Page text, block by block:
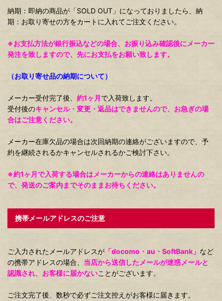
納期：即納の商品が「SOLD OUT」になっておりましたら、納
期：お取り寄せの方をカートに入れてご注文ください。
※お支払方法が銀行振込などの場合、お振り込み確認後にメーカー
発注を致しますので、先にお支払をお願い致します。
（お取り寄せ品の納期について）
メーカー受付完了後、 約1ヶ月で入荷致します。
受付後のキャンセル・変更・返品はできませんので、お急ぎの場
合はご注意ください。
メーカー在庫欠品の場合は次回納期の連絡がございますので、予
約を継続されるかキャンセルされるかご検討下さい。
※約1ヶ月で入荷する場合はメーカーからの連絡はありませんの
で、発送のご案内までそのままお待ちください。
携帯メールアドレスのご注意
ご入力されたメールアドレスが 「docomo・au・SoftBank」 など
の携帯アドレスの場合、 当店から送信したメールが迷惑メールと
認識され、お客様に届かないことがございます。
ご注文完了後、数秒で必ずご注文控えがお客様に届きます。